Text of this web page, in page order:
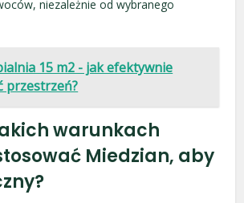
niezależnie od wybranego
15 m2 - jak efektywnie
przestrzeń?
warunkach
Miedzian, aby